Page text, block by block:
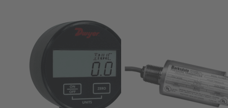
DWYER INSTRUMENTS
Dwyer
manomètre
DPGW
2016675
Barksdale ATEX
série 425X
2021170